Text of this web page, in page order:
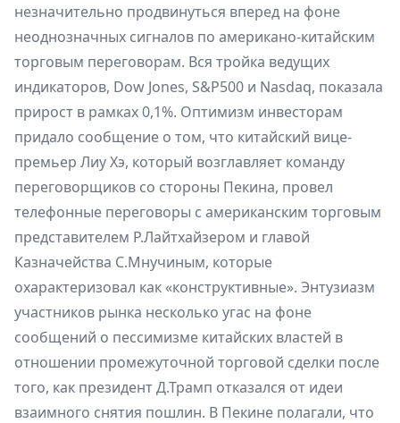
незначительно продвинуться вперед на фоне
неоднозначных сигналов по американо-китайским
торговым переговорам. Вся тройка ведущих
индикаторов, Dow Jones, S&P500 и Nasdaq, показала
прирост в рамках 0,1%. Оптимизм инвесторам
придало сообщение о том, что китайский вице-
премьер Лиу Хэ, который возглавляет команду
переговорщиков со стороны Пекина, провел
телефонные переговоры с американским торговым
представителем Р.Лайтхайзером и главой
Казначейства С.Мнучиным, которые
охарактеризовал как «конструктивные». Энтузиазм
участников рынка несколько угас на фоне
сообщений о пессимизме китайских властей в
отношении промежуточной торговой сделки после
того, как президент Д.Трамп отказался от идеи
взаимного снятия пошлин. В Пекине полагали, что